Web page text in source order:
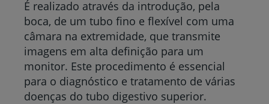
É realizado através da introdução, pela
boca, de um tubo fino e flexível com uma
câmara na extremidade, que transmite
imagens em alta definição para um
monitor. Este procedimento é essencial
para o diagnóstico e tratamento de várias
doenças do tubo digestivo superior.